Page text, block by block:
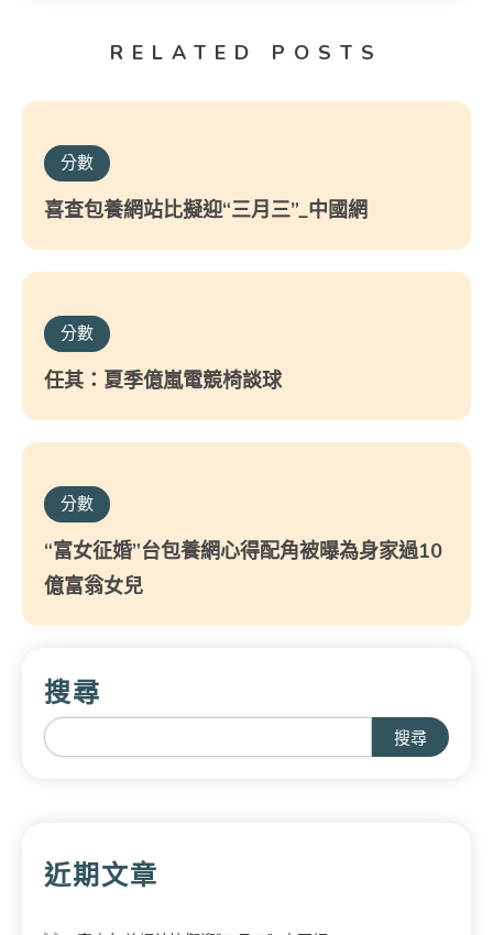
RELATED POSTS
分數
喜查包養網站比擬迎“三月三”_中國網
分數
任其：夏季億嵐電競椅談球
分數
“富女征婚”台包養網心得配角被曝為身家過10
億富翁女兒
搜尋
搜尋
近期文章